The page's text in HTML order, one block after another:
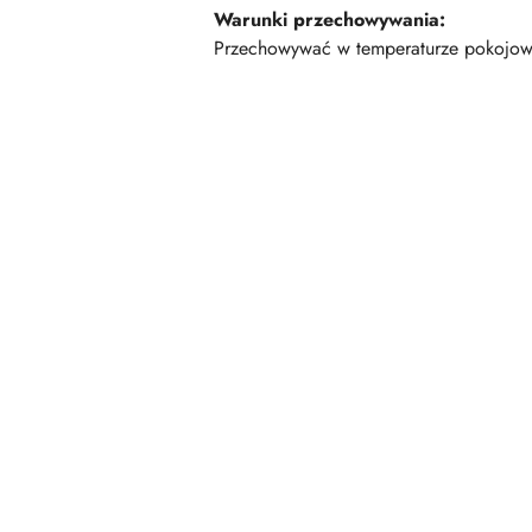
Warunki przechowywania:
Przechowywać w temperaturze